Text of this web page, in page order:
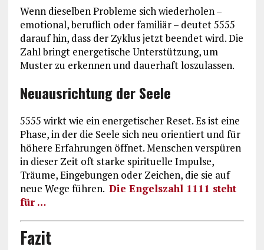
Wenn dieselben Probleme sich wiederholen –
emotional, beruflich oder familiär – deutet 5555
darauf hin, dass der Zyklus jetzt beendet wird. Die
Zahl bringt energetische Unterstützung, um
Muster zu erkennen und dauerhaft loszulassen.
Neuausrichtung der Seele
5555 wirkt wie ein energetischer Reset. Es ist eine
Phase, in der die Seele sich neu orientiert und für
höhere Erfahrungen öffnet. Menschen verspüren
in dieser Zeit oft starke spirituelle Impulse,
Träume, Eingebungen oder Zeichen, die sie auf
neue Wege führen. Die Engelszahl 1111 steht
für …
Fazit